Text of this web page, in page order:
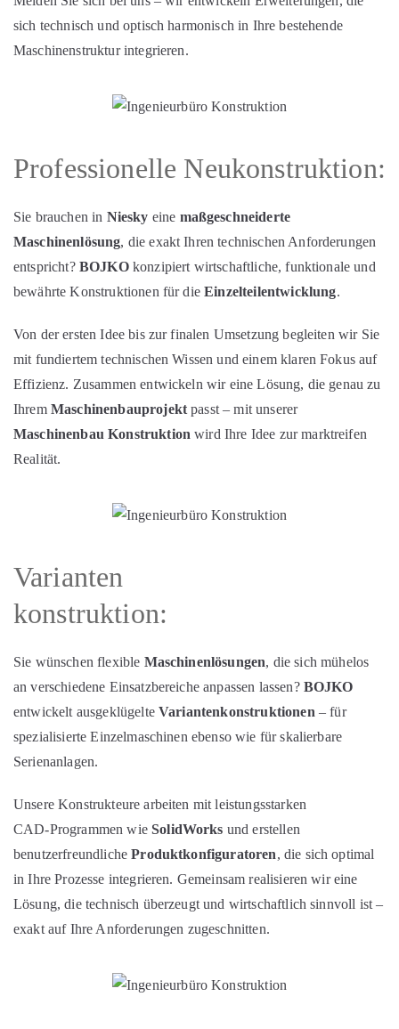
sich technisch und optisch harmonisch in Ihre bestehende
Maschinenstruktur integrieren.
Professionelle Neukonstruktion:
Sie brauchen in Niesky eine maßgeschneiderte
Maschinenlösung, die exakt Ihren technischen Anforderungen
entspricht? BOJKOkonzipiert wirtschaftliche, funktionale und
bewährte Konstruktionen für dieEinzelteilentwicklung.
Von der ersten Idee bis zur finalen Umsetzung begleiten wir Sie
mit fundiertem technischen Wissen und einem klaren Fokus auf
Effizienz. Zusammen entwickeln wir eine Lösung, die genau zu
Ihrem Maschinenbauprojekt passt – mit unserer
Maschinenbau Konstruktion wird Ihre Idee zur marktreifen
Realität.
Varianten
konstruktion:
Sie wünschen flexible Maschinenlösungen, die sich mühelos
an verschiedene Einsatzbereiche anpassen lassen? BOJKO
entwickelt ausgeklügelteVariantenkonstruktionen – für
spezialisierte Einzelmaschinen ebenso wie für skalierbare
Serienanlagen.
Unsere Konstrukteure arbeiten mit leistungsstarken
CAD‑Programmen wieSolidWorks und erstellen
benutzerfreundlicheProduktkonfiguratoren, die sich optimal
in Ihre Prozesse integrieren. Gemeinsam realisieren wir eine
Lösung, die technisch überzeugt und wirtschaftlich sinnvoll ist –
exakt auf Ihre Anforderungen zugeschnitten.